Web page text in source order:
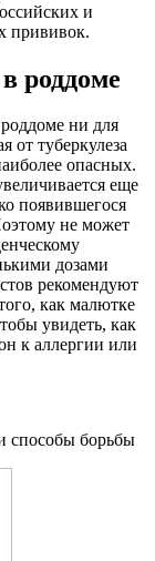
и
прививок.
роддоме
ни для
от туберкулеза
опасных.
еще
появившегося
не может
дозами
рекомендуют
как малютке
увидеть, как
к аллергии или
способы борьбы